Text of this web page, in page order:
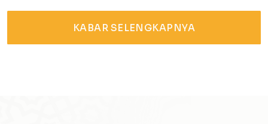
KABAR SELENGKAPNYA